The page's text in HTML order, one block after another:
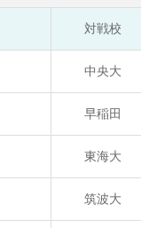
対戦校
中央大
早稲田
東海大
筑波大